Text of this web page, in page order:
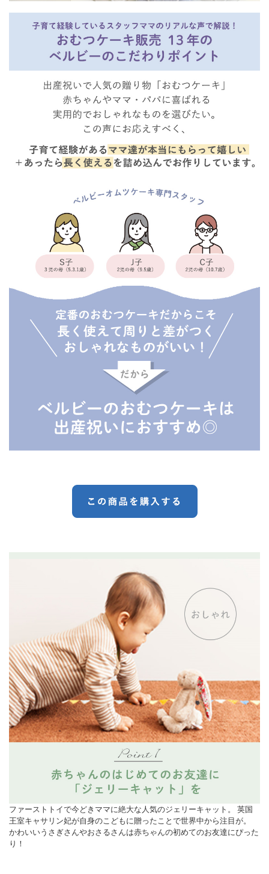
ファーストトイで今どきママに絶大な人気のジェリーキャット。 英国
王室キャサリン妃が自身のこどもに贈ったことで世界中から注目が。
かわいいうさぎさんやおさるさんは赤ちゃんの初めてのお友達にぴった
り！